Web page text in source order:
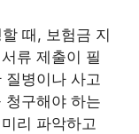
때, 보험금 지
류 제출이 필
질병이나 사고
청구해야 하는
리 파악하고